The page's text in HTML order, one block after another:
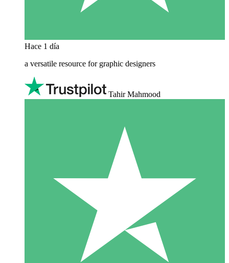
Hace 1 día
a versatile resource for graphic designers
Tahir Mahmood